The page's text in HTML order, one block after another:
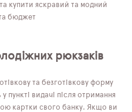
купити яскравий та модний
бюджет
рюкзаків
та безготівкову форму
видачі після отримання
картки свого банку. Якщо ви